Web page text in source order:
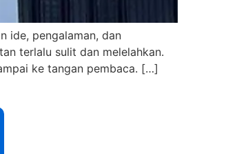
ide, pengalaman, dan
terlalu sulit dan melelahkan.
ke tangan pembaca. […]